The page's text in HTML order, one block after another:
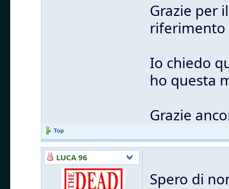
Grazie per
riferimento
Io chiedo
ho questa
Grazie
Top
LUCA 96
Spero di